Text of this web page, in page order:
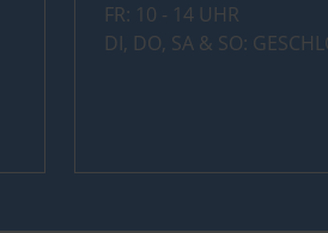
FR: 10 - 14 UHR
DI, DO, SA & SO: